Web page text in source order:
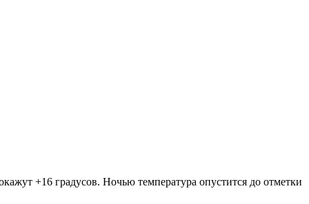
+16 градусов. Ночью температура опустится до отметки